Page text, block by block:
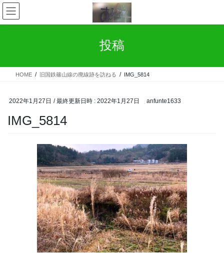
コ
ン
テ
ス
ナ
ビ
ゲ
ン
投稿
HOME 旧国鉄篠山線の廃線跡を訪ねる IMG_5814
2022年1月27日 / 最終更新日時 : 2022年1月27日 anfunte1633
IMG_5814